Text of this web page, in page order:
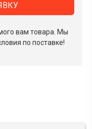
вам товара. Мы
по поставке!